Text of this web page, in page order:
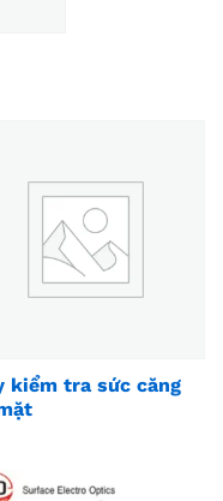
kiểm tra sức căng